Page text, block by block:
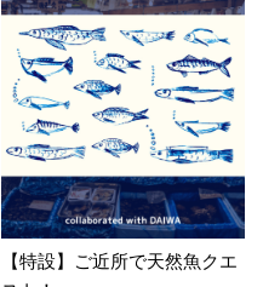
【特設】ご近所で天然魚クエ